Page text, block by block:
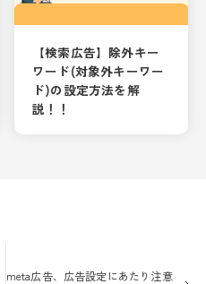
【検索広告】除外キー
ワード(対象外キーワー
ド)の設定方法を解
説！！
meta広告、広告設定にあたり注意